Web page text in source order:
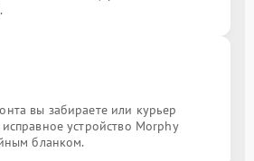
вы забираете или курьер
устройство Morphy
бланком.